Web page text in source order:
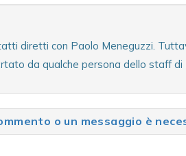
diretti con Paolo Meneguzzi.
da qualche persona dello staff di
o un messaggio è